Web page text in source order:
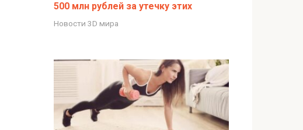
500 млн рублей за утечку этих
Новости 3D мира